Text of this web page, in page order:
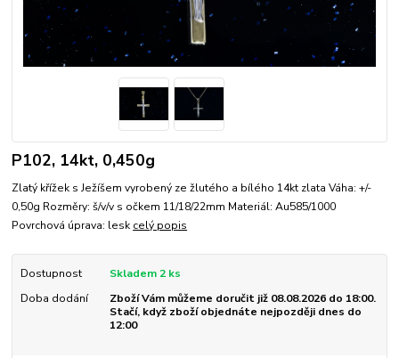
P102, 14kt, 0,450g
Zlatý křížek s Ježíšem vyrobený ze žlutého a bílého 14kt zlata Váha: +/-
0,50g Rozměry: š/v/v s očkem 11/18/22mm Materiál: Au585/1000
Povrchová úprava: lesk celý popis
Dostupnost
Skladem 2 ks
Doba dodání
Zboží Vám můžeme doručit již 08.08.2026 do 18:00.
Stačí, když zboží objednáte nejpozději dnes do
12:00